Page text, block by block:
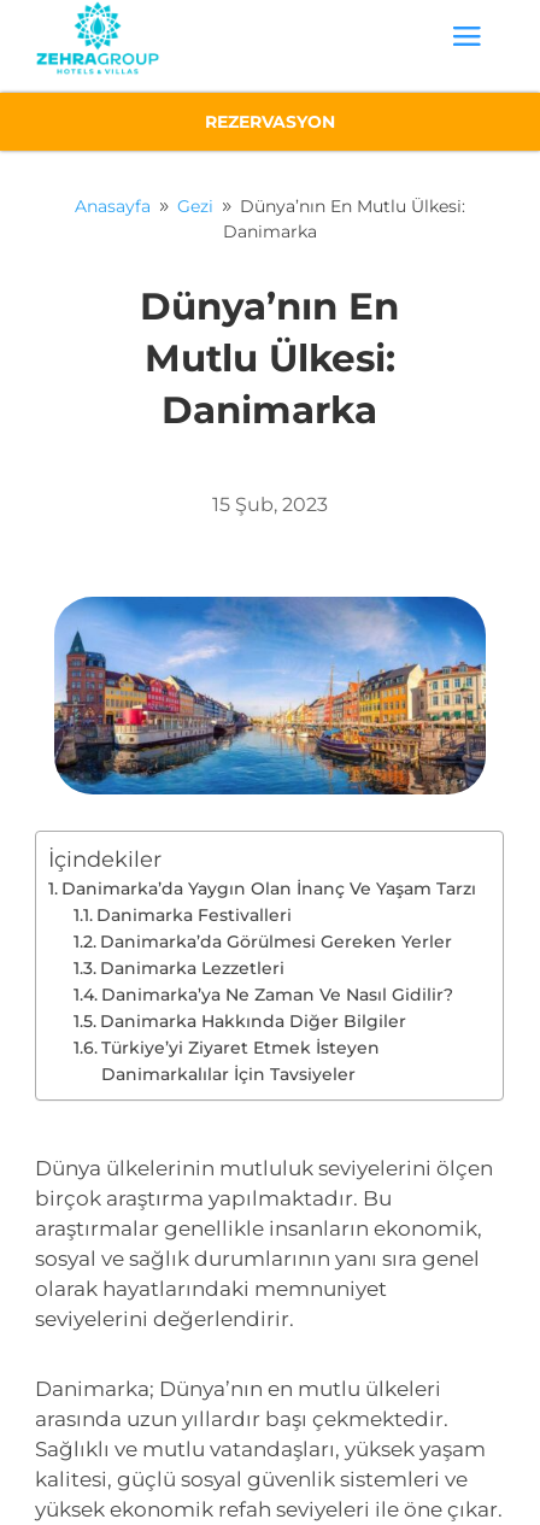
REZERVASYON
Anasayfa 9 Gezi 9 Dünya’nın En Mutlu Ülkesi:
Danimarka
Dünya’nın En
Mutlu Ülkesi:
Danimarka
15 Şub, 2023
İçindekiler
Danimarka’da Yaygın Olan İnanç Ve Yaşam Tarzı
Danimarka Festivalleri
Danimarka’da Görülmesi Gereken Yerler
Danimarka Lezzetleri
Danimarka’ya Ne Zaman Ve Nasıl Gidilir?
Danimarka Hakkında Diğer Bilgiler
Türkiye’yi Ziyaret Etmek İsteyen
Danimarkalılar İçin Tavsiyeler
Dünya ülkelerinin mutluluk seviyelerini ölçen
birçok araştırma yapılmaktadır. Bu
araştırmalar genellikle insanların ekonomik,
sosyal ve sağlık durumlarının yanı sıra genel
olarak hayatlarındaki memnuniyet
seviyelerini değerlendirir.
Danimarka; Dünya’nın en mutlu ülkeleri
arasında uzun yıllardır başı çekmektedir.
Sağlıklı ve mutlu vatandaşları, yüksek yaşam
kalitesi, güçlü sosyal güvenlik sistemleri ve
yüksek ekonomik refah seviyeleri ile öne çıkar.